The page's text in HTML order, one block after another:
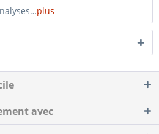
plus
avec